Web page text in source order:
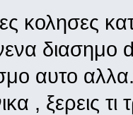
κολησες
διασημο
αυτο
, ξερεις